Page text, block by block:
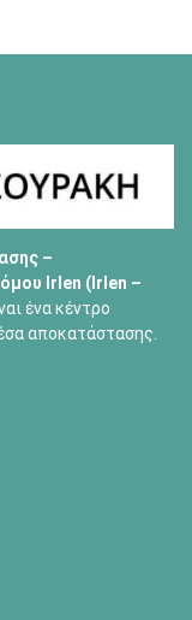
–
Irlen (Irlen –
ένα κέντρο
αποκατάστασης.